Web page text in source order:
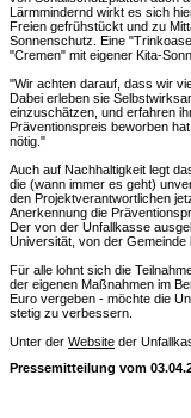
Lärmmindernd wirkt es sich
Freien gefrühstückt und zu
Sonnenschutz. Eine
"Cremen" mit eigener Kita-
"Wir achten darauf, dass wir
Dabei erleben sie
einzuschätzen, und erfahren
Präventionspreis beworben
nötig."
Auch auf Nachhaltigkeit legt
die (wann immer es geht)
den Projektverantwortlichen
Anerkennung die
Der von der Unfallkasse
Universität, von der Gemeinde
Für alle lohnt sich die
der eigenen Maßnahmen im
Euro vergeben - möchte die
stetig zu verbessern.
Unter der Website der
Pressemitteilung vom